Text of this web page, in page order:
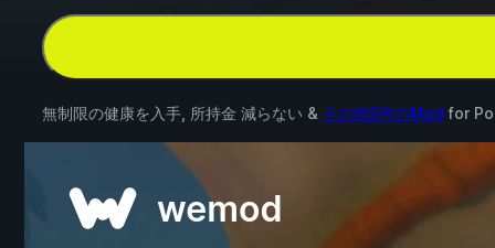
無制限の健康を入手, 所持金 減らない & その他3件のMod for